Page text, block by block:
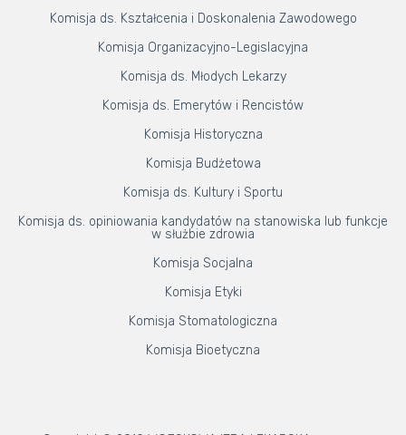
Komisja ds. Kształcenia i Doskonalenia Zawodowego
Komisja Organizacyjno-Legislacyjna
Komisja ds. Młodych Lekarzy
Komisja ds. Emerytów i Rencistów
Komisja Historyczna
Komisja Budżetowa
Komisja ds. Kultury i Sportu
Komisja ds. opiniowania kandydatów na stanowiska lub funkcje
w służbie zdrowia
Komisja Socjalna
Komisja Etyki
Komisja Stomatologiczna
Komisja Bioetyczna